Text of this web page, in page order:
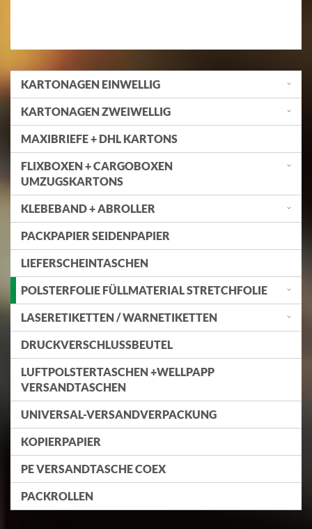
KARTONAGEN EINWELLIG
KARTONAGEN ZWEIWELLIG
MAXIBRIEFE + DHL KARTONS
FLIXBOXEN + CARGOBOXEN
UMZUGSKARTONS
KLEBEBAND + ABROLLER
PACKPAPIER SEIDENPAPIER
LIEFERSCHEINTASCHEN
POLSTERFOLIE FÜLLMATERIAL STRETCHFOLIE
LASERETIKETTEN / WARNETIKETTEN
DRUCKVERSCHLUSSBEUTEL
LUFTPOLSTERTASCHEN +WELLPAPP
VERSANDTASCHEN
UNIVERSAL-VERSANDVERPACKUNG
KOPIERPAPIER
PE VERSANDTASCHE COEX
PACKROLLEN